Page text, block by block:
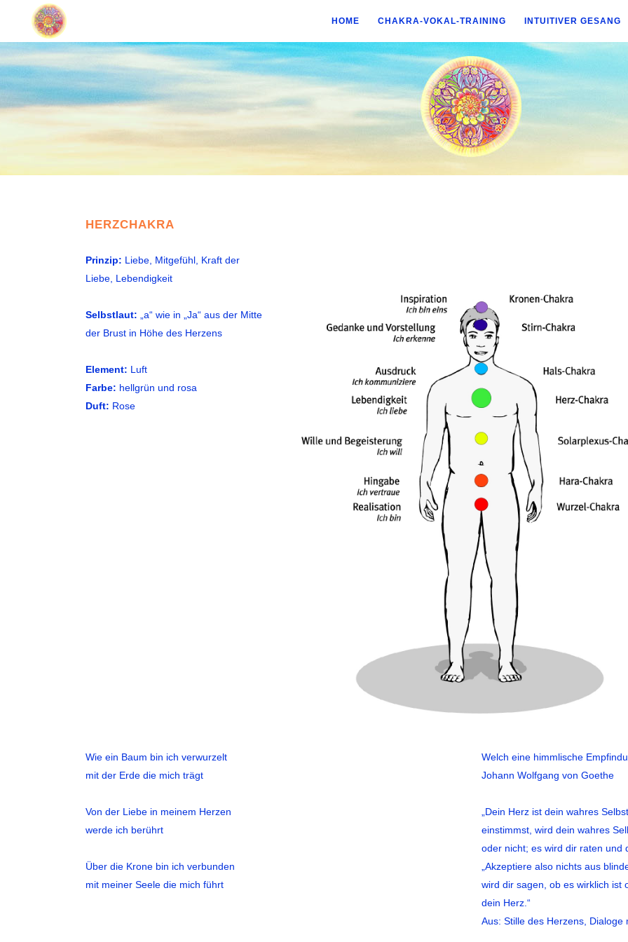
HOME CHAKRA-VOKAL-TRAINING INTUITIVER GESANG
HERZCHAKRA
Prinzip: Liebe, Mitgefühl, Kraft der
Liebe, Lebendigkeit
Selbstlaut: „a“ wie in „Ja“ aus der Mitte
der Brust in Höhe des Herzens
Element: Luft
Farbe: hellgrün und rosa
Duft: Rose
Wie ein Baum bin ich verwurzelt
mit der Erde die mich trägt
Von der Liebe in meinem Herzen
werde ich berührt
Über die Krone bin ich verbunden
mit meiner Seele die mich führt
Welch eine himmlische
Johann Wolfgang von Goethe
„Dein Herz ist dein wahres
einstimmst, wird dein wahres
oder nicht; es wird dir raten und
„Akzeptiere also nichts aus
wird dir sagen, ob es wirklich ist
dein Herz.“
Aus: Stille des Herzens, Dialoge